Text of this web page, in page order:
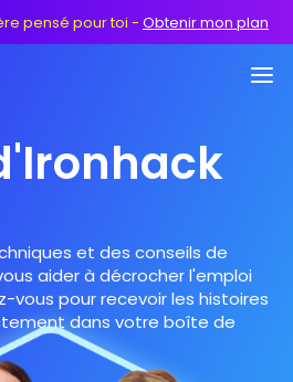
pensé pour toi - Obtenir mon plan
et des conseils de
aider à décrocher l'emploi
vous pour recevoir les histoires
dans votre boîte de